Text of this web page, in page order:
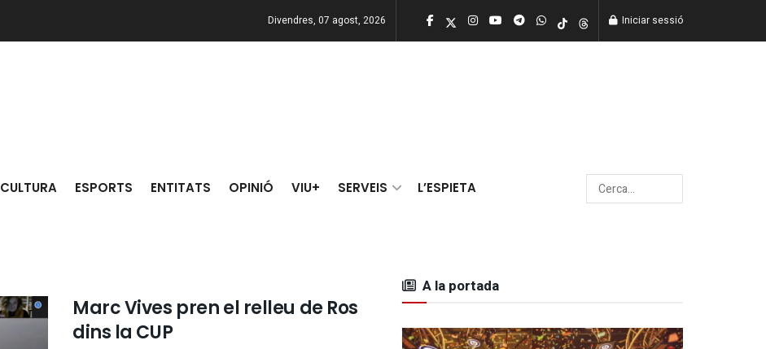
Divendres, 07 agost, 2026 Iniciar sessió
CULTURA ESPORTS ENTITATS OPINIÓ VIU+ SERVEIS L’ESPIETA
Marc Vives pren el relleu de Ros
dins la CUP
A la portada